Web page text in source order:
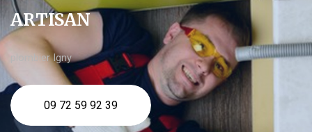
ARTISAN
plombier Igny
09 72 59 92 39